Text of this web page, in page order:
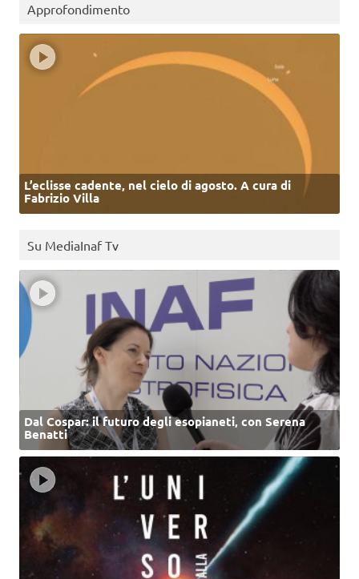
Approfondimento
L’eclisse cadente, nel cielo di agosto. A cura di
Fabrizio Villa
Su MediaInaf Tv
Dal Cospar: il futuro degli esopianeti, con Serena
Benatti